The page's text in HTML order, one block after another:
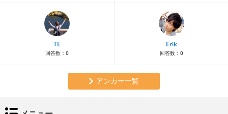
TE
回答数： 0
Erik
回答数： 0
アンカー一覧